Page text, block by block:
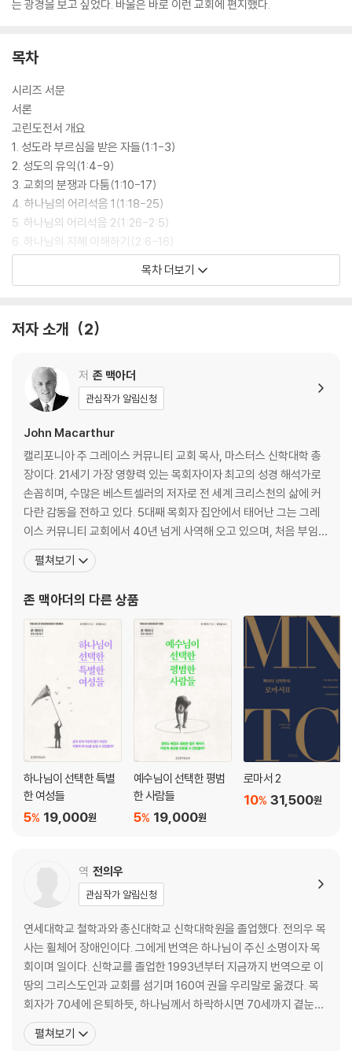
는 광경을 보고 싶었다. 바울은 바로 이런 교회에 편지했다.
목차
시리즈 서문
서론
고린도전서 개요
1. 성도라 부르심을 받은 자들(1:1-3)
2. 성도의 유익(1:4-9)
3. 교회의 분쟁과 다툼(1:10-17)
4. 하나님의 어리석음 1(1:18-25)
5. 하나님의 어리석음 2(1:26-2:5)
6. 하나님의 지혜 이해하기(2:6-16)
7. 육적인 그리스도인(3:1-9)
8. 신자들의 일에 대한 심판(3:10-17)
11. 교만과 겸손(4:6-13)
13. 교회 내 음행(5:1-13)
14. 금지된 송사(6:1-11)
15. 그리스도인의 자유와 성적 자유(6:12-20)
16. 결혼해야 하는가, 하지 말아야 하는가?(7:1-7)
17. 결혼에 대한 하나님의 지침(7:8-16)
18. 그리스도인과 사회 혁명(7:17-24)
19. 독신으로 남아야 하는 이유(7:25-40)
20. 그리스도인의 자유, 그 한계(8:1-13)
21. 하나님의 사람 후원하기(9:1-14)
23. 과신은 위험하다(10:1-13)
25. 하나님의 영광을 위해 자유를 사용하라(10:23-11:1)
26. 여성의 종속과 평등(11:2-16)
27. 주의 만찬(11:17-34)
28. 위조된 성령의 은사, 그 배경과 테스트(12:1-3)
29. 영적 은사, 그 근원과 목적(12:4-7)
30. 영적 은사, 그 다양성(12:8-11)
31. 일치와 다양성(12:12-19)
32. 독립이 아니라 상호 의존(12:20-31)
33. 사랑이 제일이다(13:1-3)
34. 사랑의 특징 1(13:4-5)
35. 사랑의 특징 2(13:6-7)
37. 방언의 은사, 그 위치(14:1-19)
39. 예언의 절차(14:29-40)
40. 그리스도의 부활, 그 증거(15:1-11)
41. 몸의 부활, 그 중요성(15:12-19)
42. 부활 계획(15:20-28)
43. 부활이 부여하는 동기(15:29-34)
44. 우리의 부활체(15:35-49)
45. 죽음을 이기는 승리(15:50-58)
46. 연보에 관하여(16:1-4)
47. 주님의 일을 주님의 방식으로(16:5-12)
48. 능력 있는 삶을 위한 원리(16:13-14)
목차 더보기
저자 소개 2
저 존 맥아더
관심작가 알림신청
John Macarthur
캘리포니아 주 그레이스 커뮤니티 교회 목사, 마스터스 신학대학 총
장이다. 21세기 가장 영향력 있는 목회자이자 최고의 성경 해석가로
손꼽히며, 수많은 베스트셀러의 저자로 전 세계 크리스천의 삶에 커
다란 감동을 전하고 있다. 5대째 목회자 집안에서 태어난 그는 그레
이스 커뮤니티 교회에서 40년 넘게 사역해 오고 있으며, 처음 부임할
때 설교 이외의 모든 교회 업무는 사양한다는 조건을 내세운 것으로
유명하다. 그는 부임한 후 오직 말씀으로 양육해 성도 1만 명이 넘는
증명하여 많은 목회자의 모델이 되었다. 또한 그는 국제
펼쳐보기
존 맥아더의 다른 상품
하나님이 선택한 특별
한 여성들
19,000원
5%
예수님이 선택한 평범
한 사람들
19,000원
5%
로마서 2
31,500원
10%
역 전의우
관심작가 알림신청
연세대학교 철학과와 총신대학교 신학대학원을 졸업했다. 전의우 목
사는 휠체어 장애인이다. 그에게 번역은 하나님이 주신 소명이자 목
회이며 일이다. 신학교를 졸업한 1993년부터 지금까지 번역으로 이
땅의 그리스도인과 교회를 섬기며 160여 권을 우리말로 옮겼다. 목
회자가 70세에 은퇴하듯, 하나님께서 하락하시면 70세까지 곁눈질
하지 않고 오롯이 번역만 하다가 은퇴하고픈 소망을 안고 추풍령 경
상북도 김천에서 아내와 함께 살아가고 있다. 2004년 기독교출판문
펼쳐보기